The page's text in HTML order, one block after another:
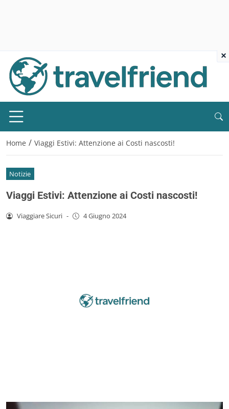
Home / Viaggi Estivi: Attenzione ai Costi nascosti!
Notizie
Viaggi Estivi: Attenzione ai Costi nascosti!
Viaggiare Sicuri - 4 Giugno 2024
×